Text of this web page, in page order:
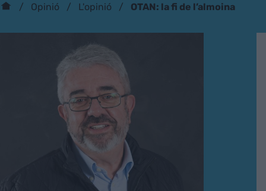
Opinió L'opinió OTAN: la fi de l’almoina